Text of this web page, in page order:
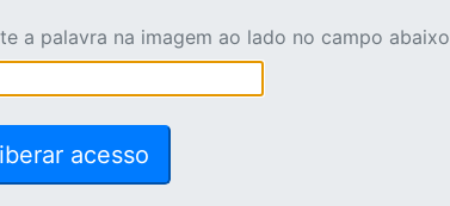
a palavra na imagem ao lado no campo abaixo